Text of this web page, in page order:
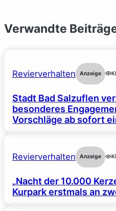
Verwandte
Revierverhalten Anzeige
Stadt Bad Salzuflen
besonderes
Vorschläge ab sofort
Revierverhalten Anzeige
„Nacht der 10.000
Kurpark erstmals an